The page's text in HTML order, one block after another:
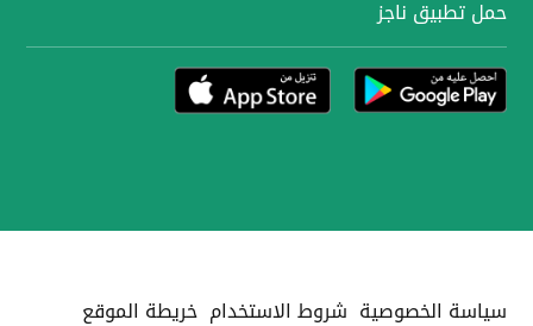
حمل تطبيق ناجز
سياسة الخصوصية شروط الاستخدام خريطة الموقع